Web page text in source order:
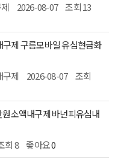
2026-08-07 조회 13
구제
2026-08-07
회 8 좋아요0